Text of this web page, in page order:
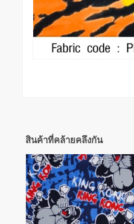
สินค้าที่คล้ายคลึงกัน